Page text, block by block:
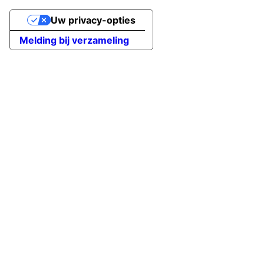
Melding bij verzameling
Uw privacy-opties